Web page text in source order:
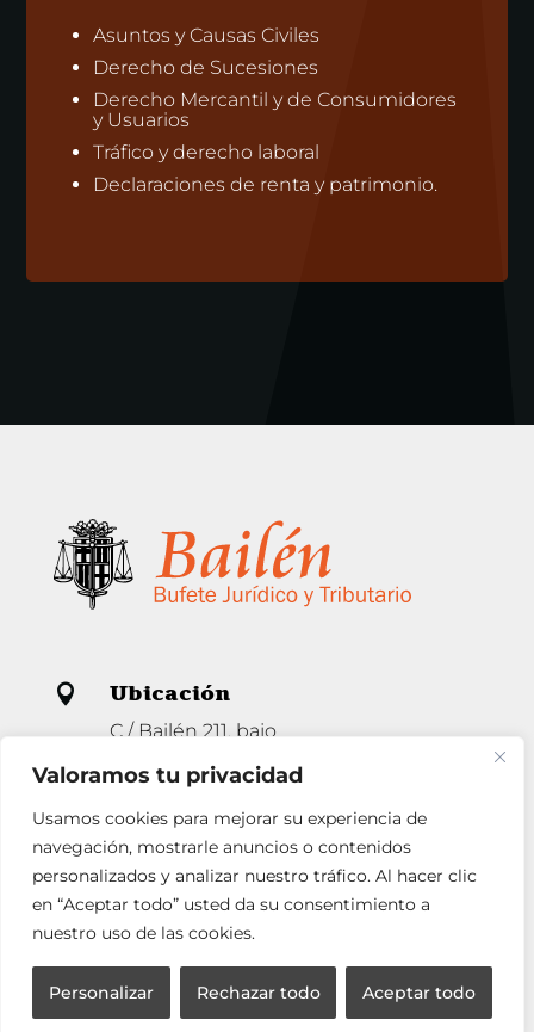
Valoramos tu privacidad
Usamos cookies para mejorar su experiencia de
navegación, mostrarle anuncios o contenidos
personalizados y analizar nuestro tráfico. Al hacer clic
en “Aceptar todo” usted da su consentimiento a
nuestro uso de las cookies.
Personalizar Rechazar todo Aceptar todo
Asuntos y Causas Civiles
Derecho de Sucesiones
Derecho Mercantil y de Consumidores
y Usuarios
Tráfico y derecho laboral
Declaraciones de renta y patrimonio.
 Ubicación
C / Bailén 211, bajo
 +34 93 285 80 94
Horario
Lunes a Jueves de 9 a 14 y de 16 a 19
Viernes de 9 a 14.